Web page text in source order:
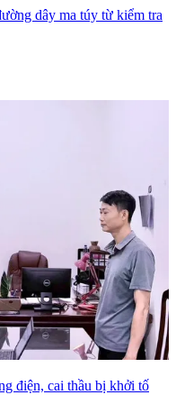
dây ma túy từ kiểm tra
điện, cai thầu bị khởi tố